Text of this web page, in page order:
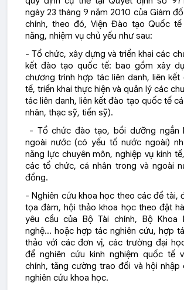
ngày 23 tháng 9 năm 2010 của Giám
chính, theo đó, Viện Đào tạo Quốc
năng, nhiệm vụ chủ yếu như sau:
- Tổ chức, xây dựng và triển khai các
kết đào tạo quốc tế: bao gồm xây
chương trình hợp tác liên danh, liên
tế, triển khai thực hiện và quản lý các
tác liên danh, liên kết đào tạo quốc tế
nhân, thạc sỹ, tiến sỹ).
- Tổ chức đào tạo, bồi dưỡng ngắn
ngoài nước (có yếu tố nước ngoài)
năng lực chuyên môn, nghiệp vụ kinh
các tổ chức, cá nhân trong và ngoài
đồng.
- Nghiên cứu khoa học theo các đề tài,
tọa đàm, hội thảo khoa học theo đặt
yêu cầu của Bộ Tài chính, Bộ Khoa
nghệ… hoặc hợp tác nghiên cứu, hợp
thảo với các đơn vị, các trường đại
để nghiên cứu kinh nghiệm quốc tế
chính, tăng cường trao đổi và hội nhập
nghiên cứu khoa học.